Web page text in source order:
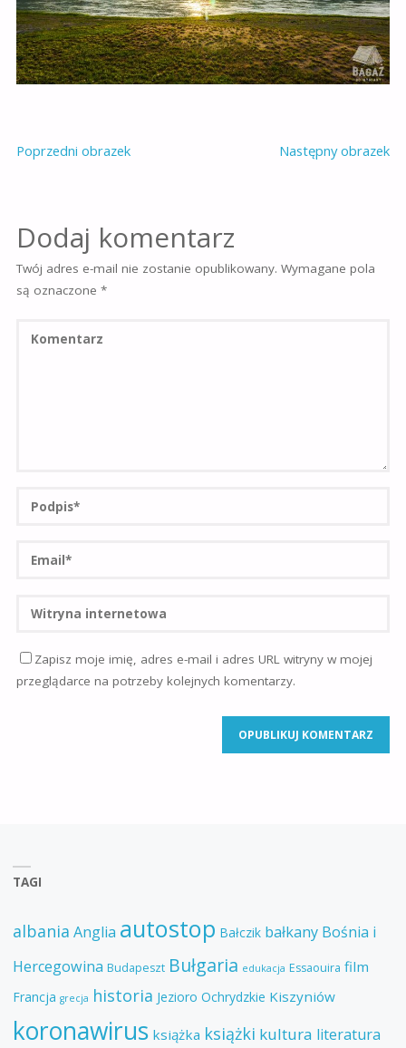
Poprzedni obrazek Następny obrazek
Dodaj komentarz
Twój adres e-mail nie zostanie opublikowany. Wymagane pola
są oznaczone *
Zapisz moje imię, adres e-mail i adres URL witryny w mojej
przeglądarce na potrzeby kolejnych komentarzy.
TAGI
albania Anglia autostop Bałczik bałkany Bośnia i
Hercegowina Budapeszt Bułgaria edukacja Essaouira film
Francja grecja historia Jezioro Ochrydzkie Kiszyniów
koronawirus książka książki kultura literatura